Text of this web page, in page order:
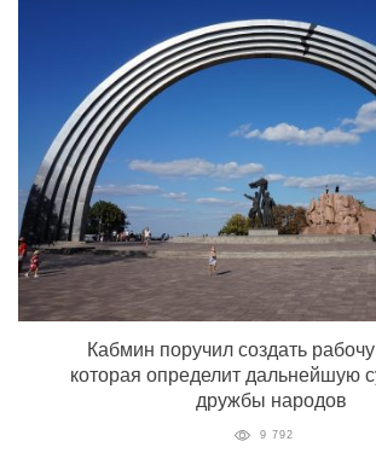
Кабмин поручил создать
которая определит дальнейшую
дружбы народов
9 792